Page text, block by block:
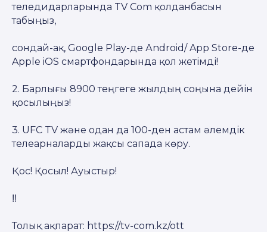
теледидарларында TV Com қолданбасын
табыңыз,
сондай-ақ, Google Play-де Аndroid/ App Store-де
Apple iOS смартфондарында қол жетімді!
2. Барлығы 8900 теңгеге жылдың соңына дейін
қосылыңыз!
3. UFC TV және одан да 100-ден астам әлемдік
телеарналарды жақсы сапада көру.
Қос! Қосыл! Ауыстыр!
‼️
Толық ақпарат: https://tv-com.kz/ott